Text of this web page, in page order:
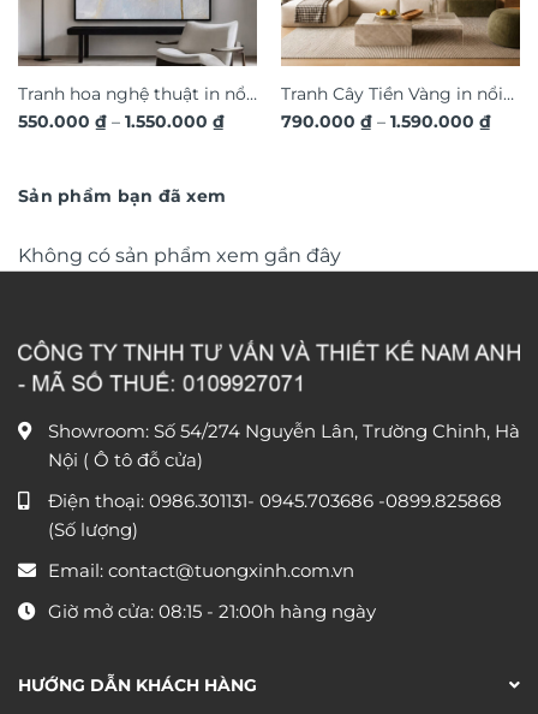
Tranh hoa nghệ thuật in nổi
3D hiệu ứng dát vàng sang
550.000 ₫ – 1.550.000 ₫Khoảng
1.550.000 ₫
Tranh Cây Tiền Vàng in nổi
3D dát vàng ánh kim sang
790.000 ₫ – 1.590.000 ₫
Sản phẩm bạn đã xem
Không có sản phẩm xem gần đây
Showroom: Số 54/274 Nguyễn Lân, Trường Chinh, Hà
Nội ( Ô tô đỗ cửa)
Điện thoại: 0986.301131- 0945.703686 -0899.825868
(Số lượng)
Email: contact@tuongxinh.com.vn
Giờ mở cửa: 08:15 - 21:00h hàng ngày
HƯỚNG DẪN KHÁCH HÀNG